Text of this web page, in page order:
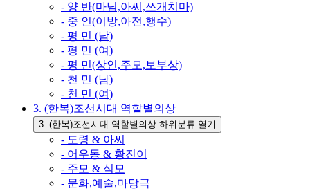
- 양 반(마님,아씨,쓰개치마)
- 중 인(이방,아전,행수)
- 평 민 (남)
- 평 민 (여)
- 평 민(상인,주모,보부상)
- 천 민 (남)
- 천 민 (여)
3. (한복)조선시대 역할별의상
3. (한복)조선시대 역할별의상 하위분류 열기
- 도령 & 아씨
- 어우동 & 황진이
- 주모 & 식모
- 문화,예술,마당극